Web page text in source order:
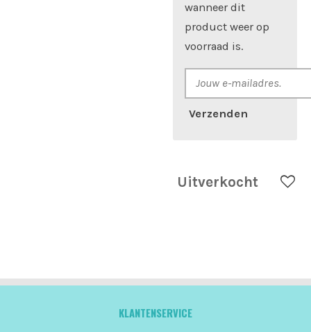
wanneer dit
product weer op
voorraad is.
Verzenden
Uitverkocht
KLANTENSERVICE